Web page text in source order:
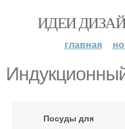
ИДЕИ
главная
Посуды для